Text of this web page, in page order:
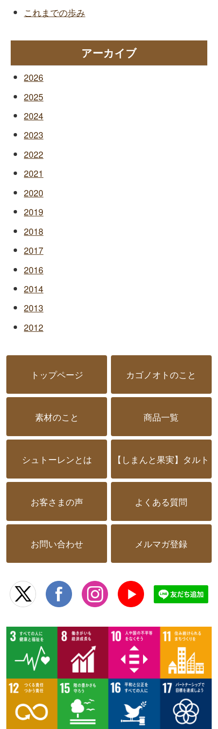
これまでの歩み
アーカイブ
2026
2025
2024
2023
2022
2021
2020
2019
2018
2017
2016
2014
2013
2012
トップページ カゴノオトのこと
素材のこと 商品一覧
シュトーレンとは 【しまんと果実】タルト
お客さまの声 よくある質問
お問い合わせ メルマガ登録